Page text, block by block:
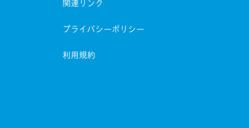
関連リンク
プライバシーポリシー
利用規約